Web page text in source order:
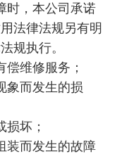
时，本公司承诺
法律法规另有明
规执行。
维修服务；
象而发生的损
损坏；
装而发生的故障